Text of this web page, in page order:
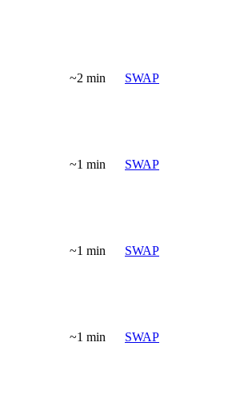
~2 min SWAP
~1 min SWAP
~1 min SWAP
~1 min SWAP